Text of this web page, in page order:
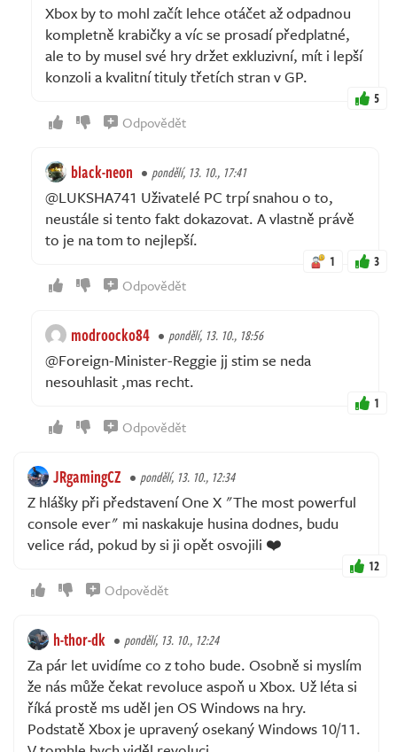
Xbox by to mohl začít lehce otáčet až odpadnou
kompletně krabičky a víc se prosadí předplatné,
ale to by musel své hry držet exkluzivní, mít i lepší
konzoli a kvalitní tituly třetích stran v GP.
5
Odpovědět
black-neon pondělí, 13. 10., 17:41
@LUKSHA741 Uživatelé PC trpí snahou o to,
neustále si tento fakt dokazovat. A vlastně právě
to je na tom to nejlepší.
1 3
Odpovědět
modroocko84 pondělí, 13. 10., 18:56
@Foreign-Minister-Reggie jj stim se neda
nesouhlasit ,mas recht.
1
Odpovědět
JRgamingCZ pondělí, 13. 10., 12:34
Z hlášky při představení One X "The most powerful
console ever" mi naskakuje husina dodnes, budu
velice rád, pokud by si ji opět osvojili ❤️
12
Odpovědět
h-thor-dk pondělí, 13. 10., 12:24
Za pár let uvidíme co z toho bude. Osobně si myslím
že nás může čekat revoluce aspoň u Xbox. Už léta si
říká prostě ms uděl jen OS Windows na hry.
Podstatě Xbox je upravený osekaný Windows 10/11.